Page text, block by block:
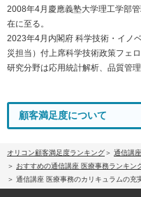
2008年4月慶應義塾大学理工学部
在に至る。
2023年4月内閣府 科学技術・イノ
災担当）付上席科学技術政策フェロ
研究分野は応用統計解析、品質管理
顧客満足度について
オリコン顧客満足度ランキング
通信講
おすすめの通信講座 医療事務ランキン
通信講座 医療事務のカリキュラムの充